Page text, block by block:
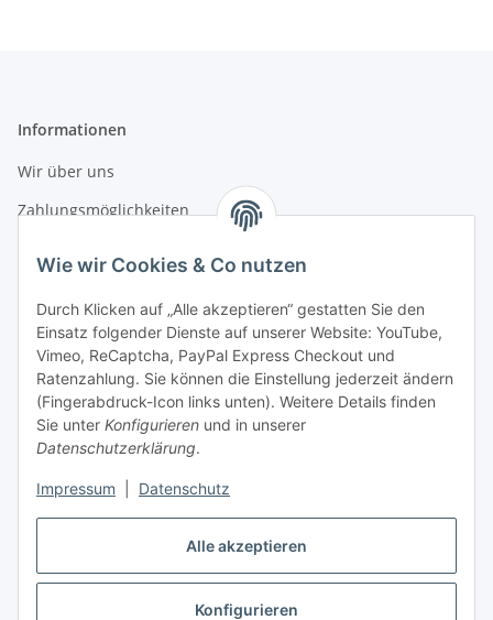
Alle akzeptieren
Konfigurieren
Wie wir Cookies & Co nutzen
Durch Klicken auf „Alle akzeptieren“ gestatten Sie den
Einsatz folgender Dienste auf unserer Website: YouTube,
Vimeo, ReCaptcha, PayPal Express Checkout und
Ratenzahlung. Sie können die Einstellung jederzeit ändern
(Fingerabdruck-Icon links unten). Weitere Details finden
Sie unter Konfigurieren und in unserer
Datenschutzerklärung.
Impressum Datenschutz
Informationen
Wir über uns
Zahlungsmöglichkeiten
Gesetzliche Informationen
Datenschutz
AGB
Sitemap
Nachhaltigkeitshinweise